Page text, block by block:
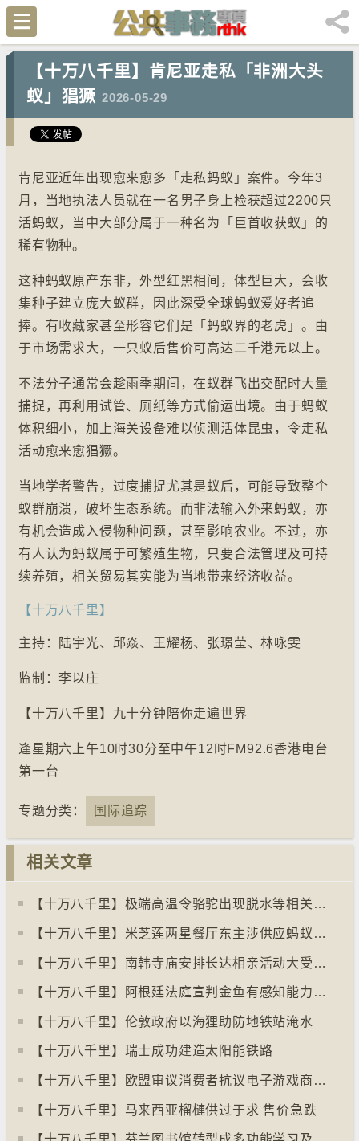
【十万八千里】肯尼亚走私「非洲大头
蚁」猖獗 2026-05-29
肯尼亚近年出现愈来愈多「走私蚂蚁」案件。今年3
月，当地执法人员就在一名男子身上检获超过2200只
活蚂蚁，当中大部分属于一种名为「巨首收获蚁」的
稀有物种。
这种蚂蚁原产东非，外型红黑相间，体型巨大，会收
集种子建立庞大蚁群，因此深受全球蚂蚁爱好者追
捧。有收藏家甚至形容它们是「蚂蚁界的老虎」。由
于市场需求大，一只蚁后售价可高达二千港元以上。
不法分子通常会趁雨季期间，在蚁群飞出交配时大量
捕捉，再利用试管、厕纸等方式偷运出境。由于蚂蚁
体积细小，加上海关设备难以侦测活体昆虫，令走私
活动愈来愈猖獗。
当地学者警告，过度捕捉尤其是蚁后，可能导致整个
蚁群崩溃，破坏生态系统。而非法输入外来蚂蚁，亦
有机会造成入侵物种问题，甚至影响农业。不过，亦
有人认为蚂蚁属于可繁殖生物，只要合法管理及可持
续养殖，相关贸易其实能为当地带来经济收益。
【十万八千里】
主持：陆宇光、邱焱、王耀杨、张璟莹、林咏雯
监制：李以庄
【十万八千里】九十分钟陪你走遍世界
逢星期六上午10时30分至中午12时FM92.6香港电台
第一台
专题分类： 国际追踪
相关文章
【十万八千里】极端高温令骆驼出现脱水等相关疾病
【十万八千里】米芝莲两星餐厅东主涉供应蚂蚁菜式 检方求囚一年
【十万八千里】南韩寺庙安排长达相亲活动大受欢迎
【十万八千里】阿根廷法庭宣判金鱼有感知能力须从寿司店移走
【十万八千里】伦敦政府以海狸助防地铁站淹水
【十万八千里】瑞士成功建造太阳能铁路
【十万八千里】欧盟审议消费者抗议电子游戏商关闭伺服器
【十万八千里】马来西亚榴槤供过于求 售价急跌